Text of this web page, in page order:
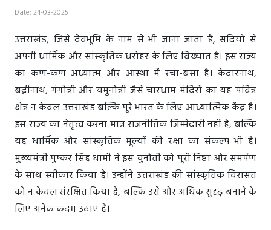
Date: 24-03-2025
उत्तराखंड, जिसे देवभूमि के नाम से भी जाना जाता है, सदियों से
अपनी धार्मिक और सांस्कृतिक धरोहर के लिए विख्यात है। इस राज्य
का कण-कण अध्यात्म और आस्था में रचा-बसा है। केदारनाथ,
बद्रीनाथ, गंगोत्री और यमुनोत्री जैसे चारधाम मंदिरों का यह पवित्र
क्षेत्र न केवल उत्तराखंड बल्कि पूरे भारत के लिए आध्यात्मिक केंद्र है।
इस राज्य का नेतृत्व करना मात्र राजनीतिक जिम्मेदारी नहीं है, बल्कि
यह धार्मिक और सांस्कृतिक मूल्यों की रक्षा का संकल्प भी है।
मुख्यमंत्री पुष्कर सिंह धामी ने इस चुनौती को पूरी निष्ठा और समर्पण
के साथ स्वीकार किया है। उन्होंने उत्तराखंड की सांस्कृतिक विरासत
को न केवल संरक्षित किया है, बल्कि उसे और अधिक सुदृढ़ बनाने के
लिए अनेक कदम उठाए हैं।